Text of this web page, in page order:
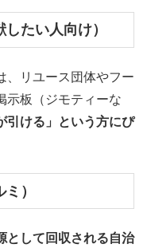
たい人向け）
、リユース団体やフー
示板（ジモティーな
引ける」という方にぴ
）
として回収される自治